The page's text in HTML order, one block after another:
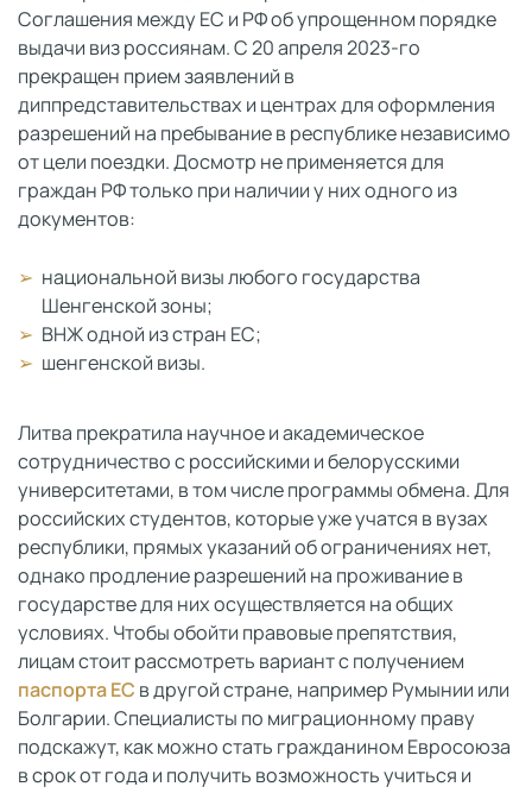
Соглашения между ЕС и РФ об упрощенном порядке
выдачи виз россиянам. С 20 апреля 2023-го
прекращен прием заявлений в
диппредставительствах и центрах для оформления
разрешений на пребывание в республике независимо
от цели поездки. Досмотр не применяется для
граждан РФ только при наличии у них одного из
документов:
национальной визы любого государства
Шенгенской зоны;
ВНЖ одной из стран ЕС;
шенгенской визы.
Литва прекратила научное и академическое
сотрудничество с российскими и белорусскими
университетами, в том числе программы обмена. Для
российских студентов, которые уже учатся в вузах
республики, прямых указаний об ограничениях нет,
однако продление разрешений на проживание в
государстве для них осуществляется на общих
условиях. Чтобы обойти правовые препятствия,
лицам стоит рассмотреть вариант с получением
паспорта ЕС в другой стране, например Румынии или
Болгарии. Специалисты по миграционному праву
подскажут, как можно стать гражданином Евросоюза
в срок от года и получить возможность учиться и